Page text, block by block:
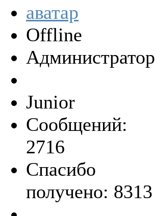
Offline
Администратор
Junior
Сообщений:
2716
Спасибо
получено: 8313